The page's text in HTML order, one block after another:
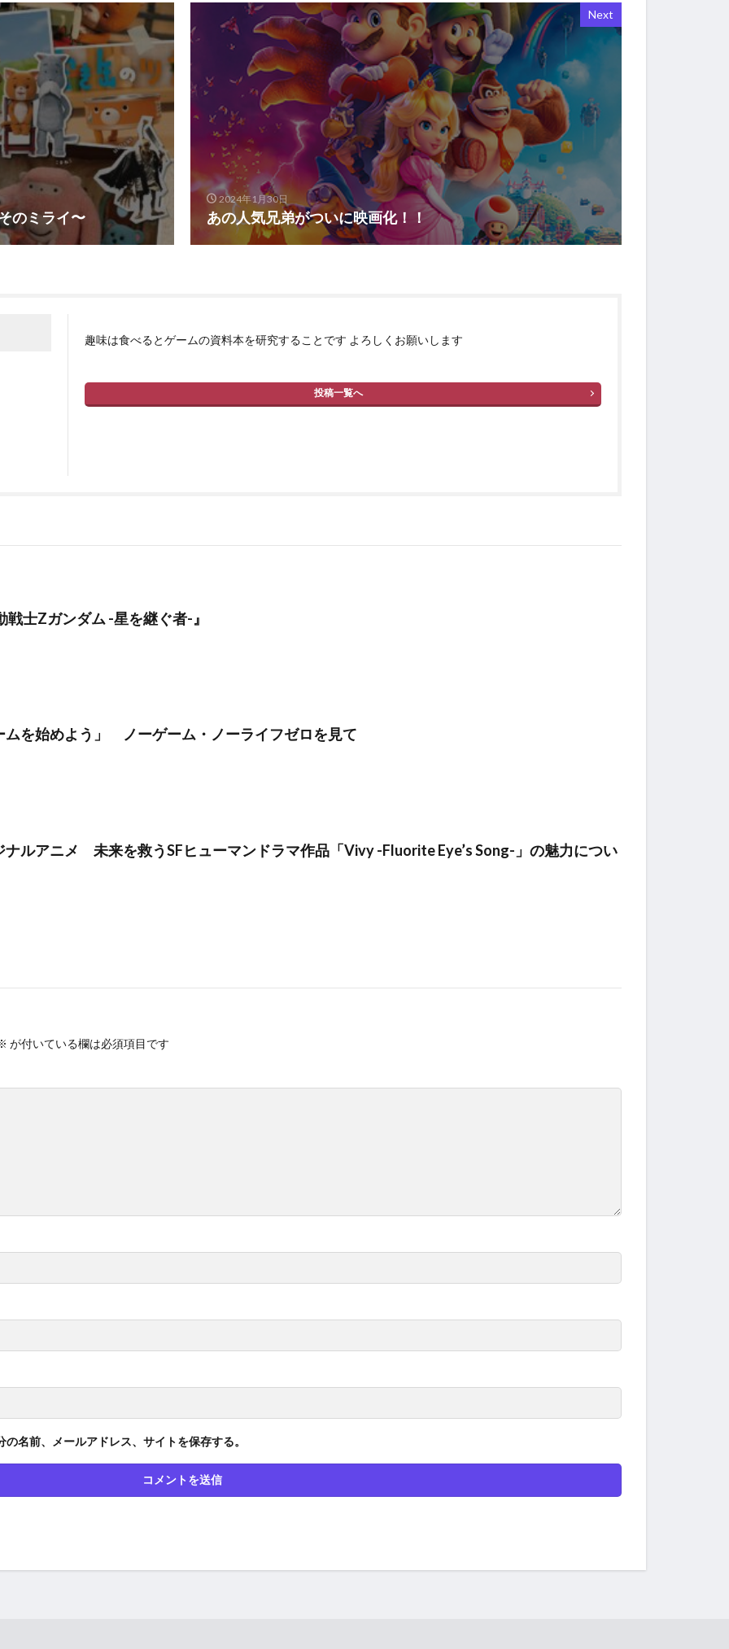
のミライ〜
Next
2024年1月30日
あの人気兄弟がついに映画化！！
趣味は食べるとゲームの資料本を研究することです よろしくお願いします
投稿一覧へ
戦士Zガンダム -星を継ぐ者-』
ムを始めよう」 ノーゲーム・ノーライフゼロを見て
ナルアニメ 未来を救うSFヒューマンドラマ作品「Vivy -Fluorite Eye’s Song-」の魅力につい
が付いている欄は必須項目です
名前、メールアドレス、サイトを保存する。